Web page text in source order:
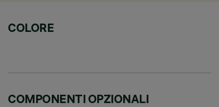
COLORE
COMPONENTI OPZIONALI